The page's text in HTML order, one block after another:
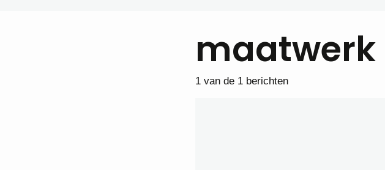
maatwerk
1 van de 1 berichten